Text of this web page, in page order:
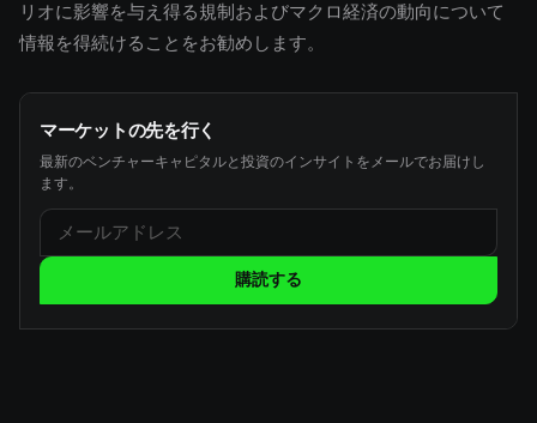
リオに影響を与え得る規制およびマクロ経済の動向について
情報を得続けることをお勧めします。
マーケットの先を行く
最新のベンチャーキャピタルと投資のインサイトをメールでお届けし
ます。
購読する